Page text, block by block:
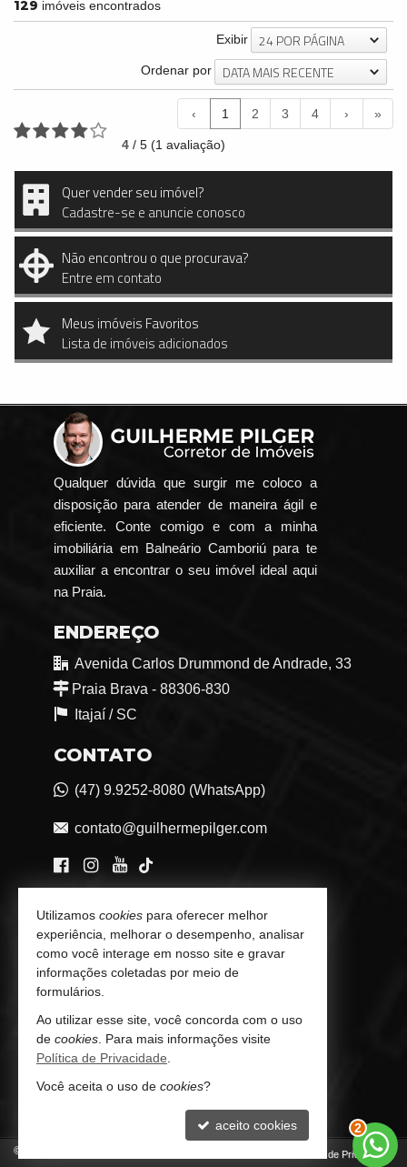
129 imóveis encontrados
Exibir 24 POR PÁGINA
Ordenar por DATA MAIS RECENTE
‹ 1 2 3 4 › »
4 / 5 (1 avaliação)
Quer vender seu imóvel?
Cadastre-se e anuncie conosco
Não encontrou o que procurava?
Entre em contato
Meus imóveis Favoritos
Lista de imóveis adicionados
Qualquer dúvida que surgir me coloco a
disposição para atender de maneira ágil e
eficiente. Conte comigo e com a minha
imobiliária em Balneário Camboriú para te
auxiliar a encontrar o seu imóvel ideal aqui
na Praia.
ENDEREÇO
Avenida Carlos Drummond de Andrade, 33
Praia Brava - 88306-830
Itajaí / SC
CONTATO
(47) 9.9252-8080 (WhatsApp)
contato@guilhermepilger.com
VEJA MAIS
Consultoria Imobiliária Personalizada
trabalhe conosco
Indicadores Financeiros
Imóveis Favoritos
© Política de Privacidade
3
Utilizamos cookies para oferecer melhor
experiência, melhorar o desempenho, analisar
como você interage em nosso site e gravar
informações coletadas por meio de
formulários.
Ao utilizar esse site, você concorda com o uso
de cookies . Para mais informações visite
Política de Privacidade
Você aceita o uso de cookies?
aceito cookies